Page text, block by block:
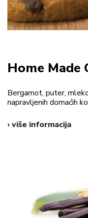
Home Made
Bergamot, puter,
napravljenih domaćih
› više informacija